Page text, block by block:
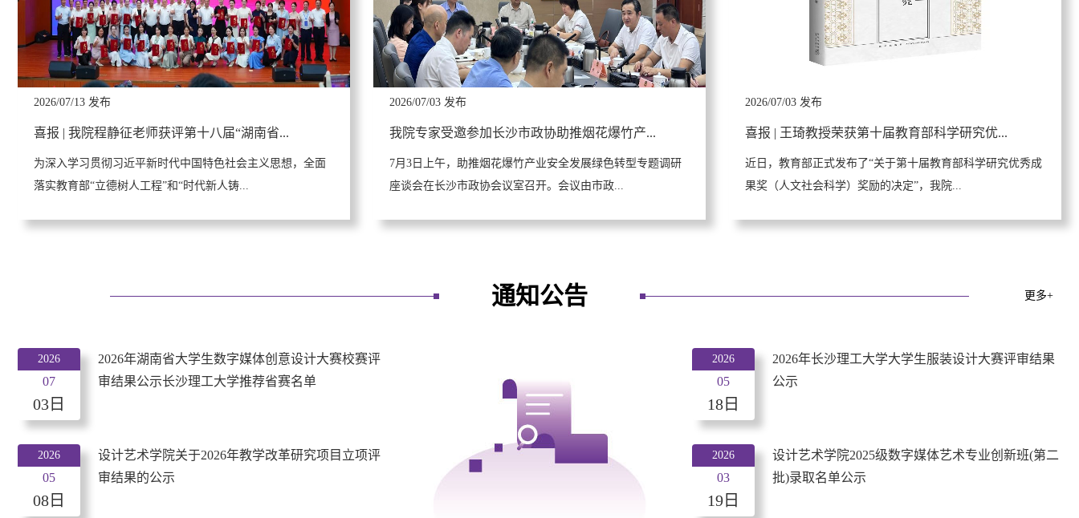
2026/07/13 发布
喜报 | 我院程静征老师获评第十八届“湖南省...
为深入学习贯彻习近平新时代中国特色社会主义思想，全面
落实教育部“立德树人工程”和“时代新人铸...
2026/07/03 发布
我院专家受邀参加长沙市政协助推烟花爆竹产...
7月3日上午，助推烟花爆竹产业安全发展绿色转型专题调研
座谈会在长沙市政协会议室召开。会议由市政...
2026/07/03 发布
喜报 | 王琦教授荣获第十届教育部科学研究优...
近日，教育部正式发布了“关于第十届教育部科学研究优秀成
果奖（人文社会科学）奖励的决定”，我院...
更多+
通知公告
2026
07
03日
2026年湖南省大学生数字媒体创意设计大赛校赛评
审结果公示长沙理工大学推荐省赛名单
2026
05
18日
2026年长沙理工大学大学生服装设计大赛评审结果
公示
2026
05
08日
设计艺术学院关于2026年教学改革研究项目立项评
审结果的公示
2026
03
19日
设计艺术学院2025级数字媒体艺术专业创新班(第二
批)录取名单公示